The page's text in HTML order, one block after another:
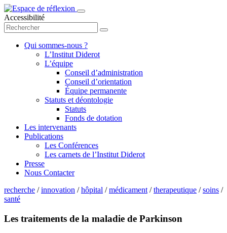
Accessibilité
Qui sommes-nous ?
L’Institut Diderot
L’équipe
Conseil d’administration
Conseil d’orientation
Équipe permanente
Statuts et déontologie
Statuts
Fonds de dotation
Les intervenants
Publications
Les Conférences
Les carnets de l’Institut Diderot
Presse
Nous Contacter
recherche /innovation /hôpital /médicament /therapeutique /soins /
santé
Les traitements de la maladie de Parkinson